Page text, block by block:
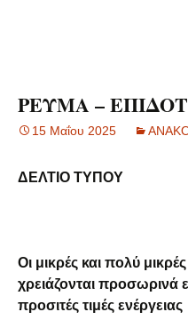
ΡΕΥΜΑ –
15 Μαΐου 2025
ΔΕΛΤΙΟ ΤΥΠΟΥ
Οι μικρές και πολύ
χρειάζονται προσωρινά
προσιτές τιμές ενέργειας